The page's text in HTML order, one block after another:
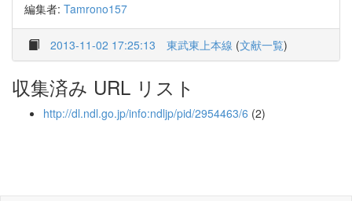
編集者: Tamrono157
2013-11-02 17:25:13 東武東上本線 (文献一覧)
収集済み URL リスト
http://dl.ndl.go.jp/info:ndljp/pid/2954463/6 (2)